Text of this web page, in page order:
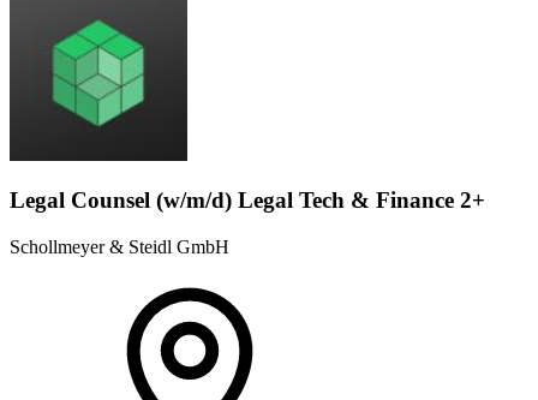
Legal Counsel (w/m/d) Legal Tech & Finance 2+
Schollmeyer & Steidl GmbH